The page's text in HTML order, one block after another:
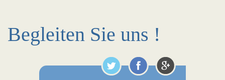
Begleiten Sie uns !